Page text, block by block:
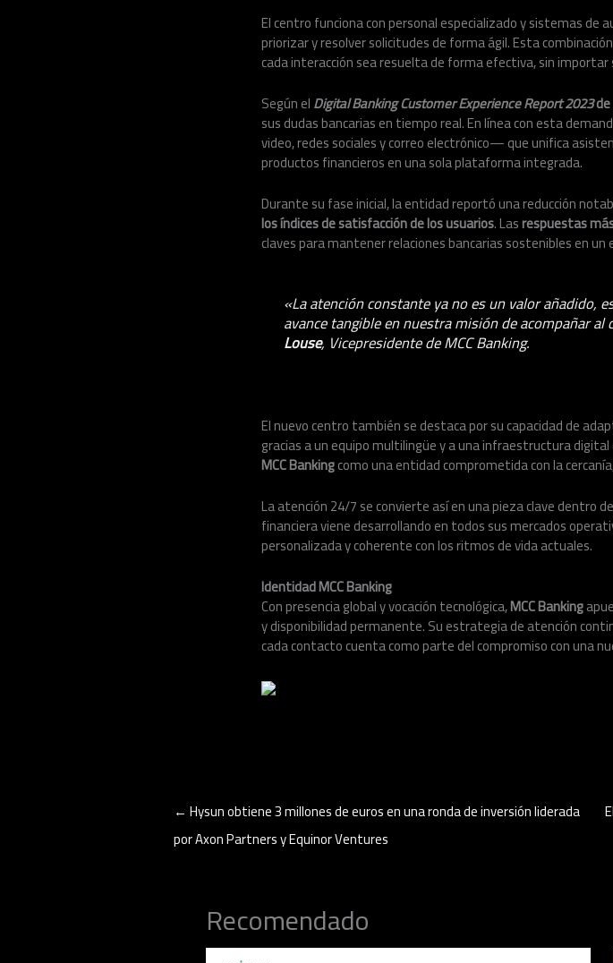
El centro funciona con personal especializado y sistemas
priorizar y resolver solicitudes de forma ágil. Esta
cada interacción sea resuelta de forma efectiva, sin importar
Según elDigital Banking Customer Experience Report 2023de
sus dudas bancarias en tiempo real. En línea con esta
video, redes sociales y correo electrónico— que unifica
productos financieros en una sola plataforma integrada.
Durante su fase inicial, la entidad reportó una reducción
los índices de satisfacción de los usuarios. Lasrespuestas
claves para mantener relaciones bancarias sostenibles en
«La atención constante ya no es un valor añadido,
avance tangible en nuestra misión de acompañar
Louse, Vicepresidente de MCC Banking.
El nuevo centro también se destaca por su capacidad de
gracias a un equipo multilingüe y a una infraestructura
MCC Bankingcomo una entidad comprometida con la
La atención 24/7 se convierte así en una pieza clave dentro
financiera viene desarrollando en todos sus mercados
personalizada y coherente con los ritmos de vida actuales.
Identidad MCC Banking
Con presencia global y vocación tecnológica,MCC Banking
y disponibilidad permanente. Su estrategia de atención
cada contacto cuenta como parte del compromiso con una
← Hysun obtiene 3 millones de euros en una ronda de inversión liderada
por Axon Partners y Equinor Ventures
Recomendado